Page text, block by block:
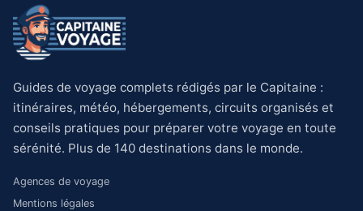
Guides de voyage complets rédigés par le Capitaine :
itinéraires, météo, hébergements, circuits organisés et
conseils pratiques pour préparer votre voyage en toute
sérénité. Plus de 140 destinations dans le monde.
Agences de voyage
Mentions légales